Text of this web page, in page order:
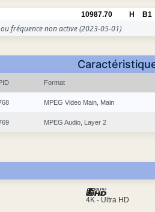
10987.70 H B1
fréquence non active(2023-05-01)
PID Format
MPEG Video Main, Main
MPEG Audio, Layer 2
4K - Ultra HD